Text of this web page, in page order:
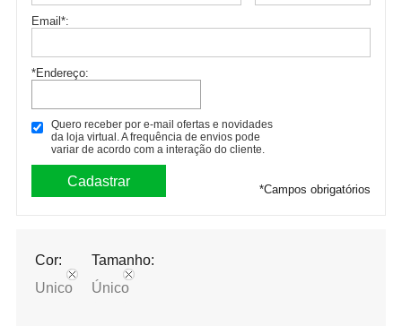
Email *:
*Endereço:
Quero receber por e-mail ofertas e novidades
da loja virtual. A frequência de envios pode
variar de acordo com a interação do cliente.
*Campos obrigatórios
Cor:
Unico
Tamanho:
Único